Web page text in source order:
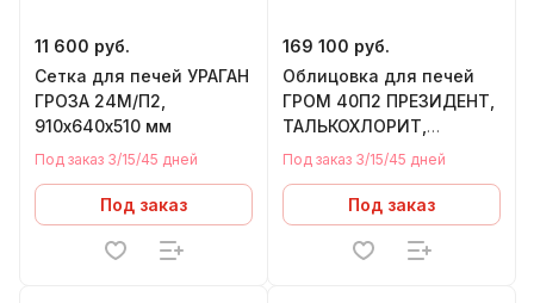
11 600 руб.
Сетка для печей УРАГАН
ГРОЗА 24М/П2,
910х640х510 мм
Под заказ 3/15/45 дней
Под заказ
169 100 руб.
Облицовка для печей
ГРОМ 40П2 ПРЕЗИДЕНТ,
ТАЛЬКОХЛОРИТ,
1150/40/50,
Под заказ 3/15/45 дней
Под заказ